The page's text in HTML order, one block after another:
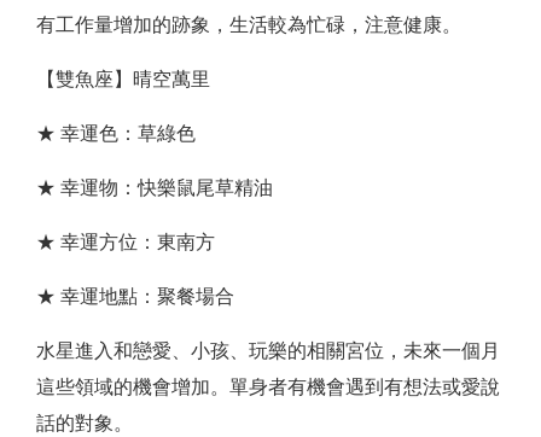
有工作量增加的跡象，生活較為忙碌，注意健康。
【雙魚座】晴空萬里
★ 幸運色：草綠色
★ 幸運物：快樂鼠尾草精油
★ 幸運方位：東南方
★ 幸運地點：聚餐場合
水星進入和戀愛、小孩、玩樂的相關宮位，未來一個月
這些領域的機會增加。單身者有機會遇到有想法或愛說
話的對象。